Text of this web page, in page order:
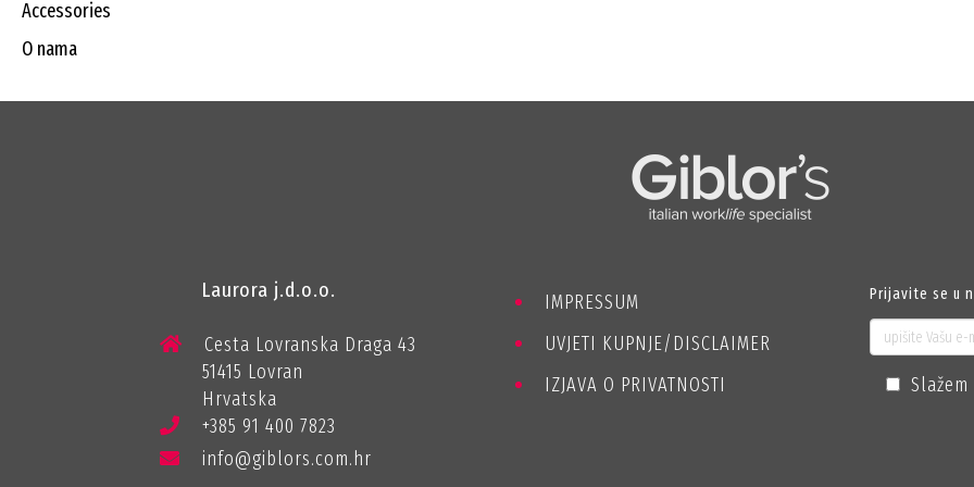
accessories
o nama
Laurora j.d.o.o.
Cesta Lovranska Draga 43
51415 Lovran
Hrvatska
+385 91 400 7823
info@giblors.com.hr
IMPRESSUM
UVJETI KUPNJE/DISCLAIMER
IZJAVA O PRIVATNOSTI
Prijavite se u